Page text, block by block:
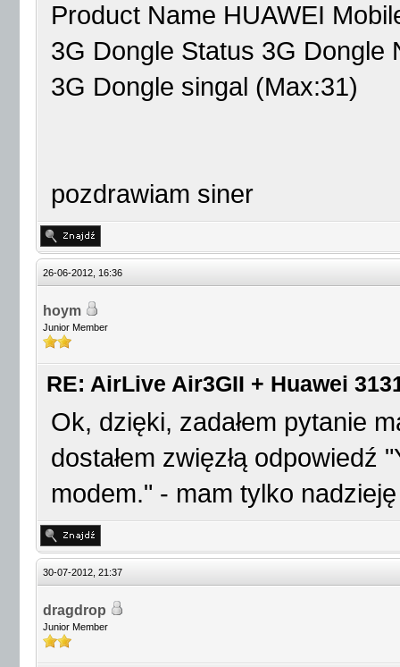
Product Name HUAWEI
3G Dongle Status 3G Dongle
3G Dongle singal (Max:31)
pozdrawiam siner
26-06-2012, 16:36
hoym
Junior Member
RE: AirLive Air3GII + Huawei
Ok, dzięki, zadałem pytanie
dostałem zwięzłą odpowiedź
modem." - mam tylko
30-07-2012, 21:37
dragdrop
Junior Member